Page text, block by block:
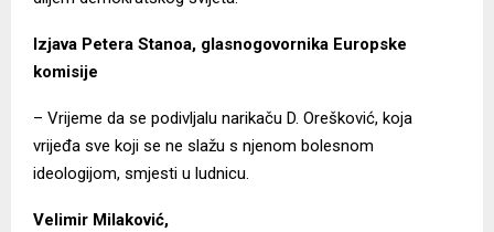
Izjava Petera Stanoa, glasnogovornika Europske
komisije
– Vrijeme da se podivljalu narikaču D. Orešković, koja
vrijeđa sve koji se ne slažu s njenom bolesnom
ideologijom, smjesti u ludnicu.
Velimir Milaković,